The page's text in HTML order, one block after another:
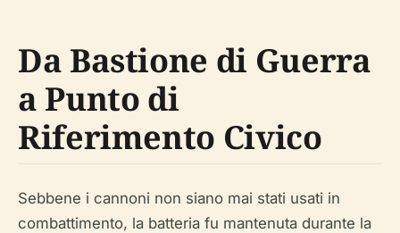
Da Bastione di Guerra
a Punto di
Riferimento Civico
Sebbene i cannoni non siano mai stati usati in
combattimento, la batteria fu mantenuta durante la